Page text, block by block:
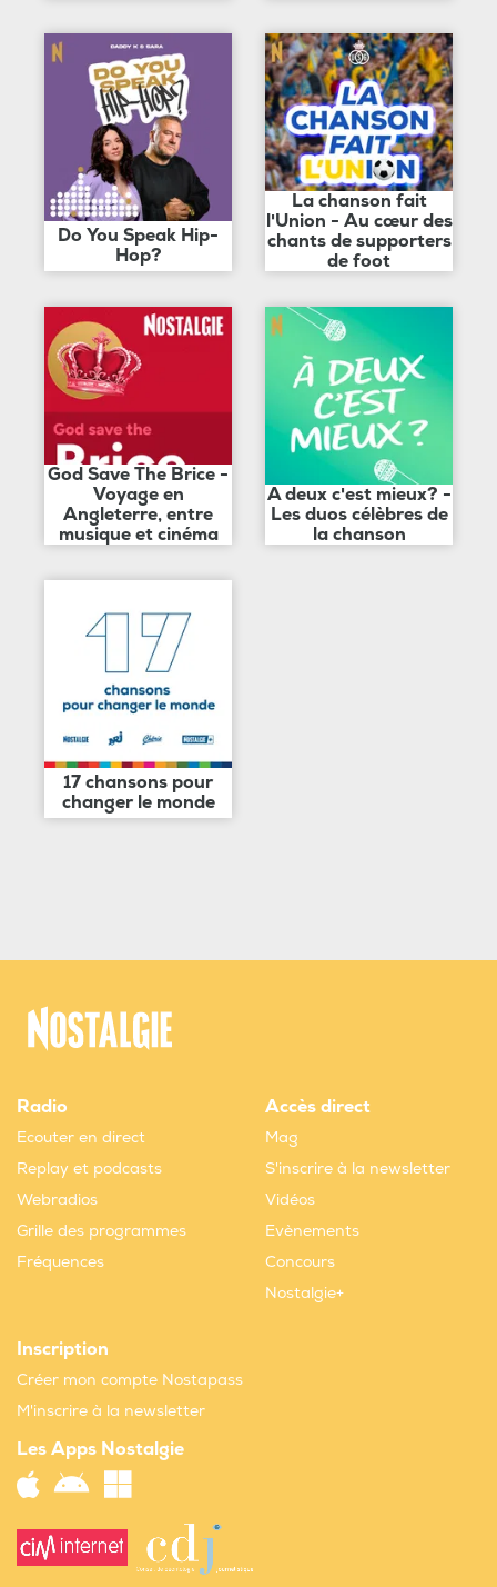
Do You Speak Hip-
Hop?
La chanson fait
l'Union - Au cœur des
chants de supporters
de foot
God Save The Brice -
Voyage en
Angleterre, entre
musique et cinéma
A deux c'est mieux? -
Les duos célèbres de
la chanson
17 chansons pour
changer le monde
Radio
Ecouter en direct
Replay et podcasts
Webradios
Grille des programmes
Fréquences
Accès direct
Mag
S'inscrire à la newsletter
Vidéos
Evènements
Concours
Nostalgie+
Inscription
Créer mon compte Nostapass
M'inscrire à la newsletter
Les Apps Nostalgie